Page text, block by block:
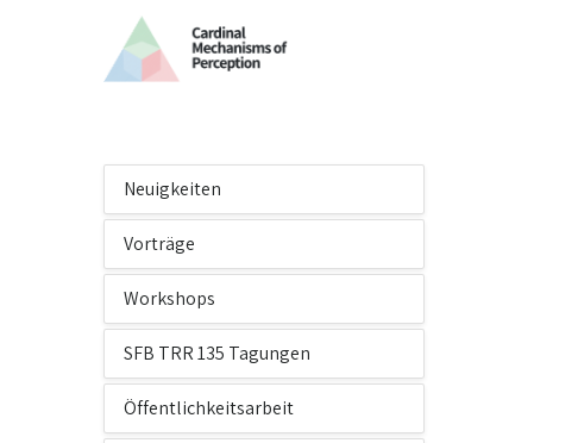
Neuigkeiten
Vorträge
Workshops
SFB TRR 135 Tagungen
Öffentlichkeitsarbeit